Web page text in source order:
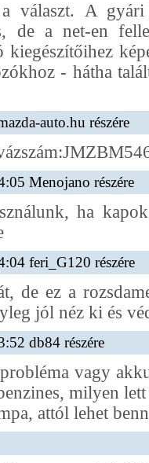
választ. A
de a net-en
kiegészítőihez
- hátha
auto.hu részére
Menojano részére
ha
feri_G120 részére
de ez a
jól néz ki és
db84 részére
vagy
milyen
attól lehet